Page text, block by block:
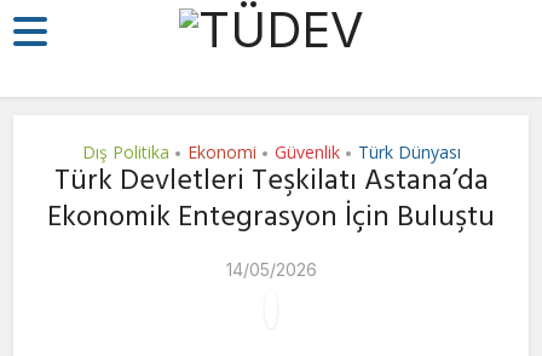
Dış Politika • Ekonomi • Güvenlik • Türk Dünyası
Türk Devletleri Teşkilatı Astana’da
Ekonomik Entegrasyon İçin Buluştu
14/05/2026